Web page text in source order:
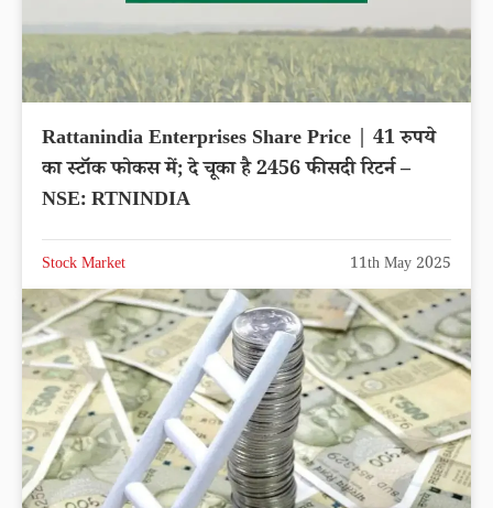
Rattanindia Enterprises Share Price | 41 रुपये
का स्टॉक फोकस में; दे चूका है 2456 फीसदी रिटर्न –
NSE: RTNINDIA
Stock Market 11th May 2025